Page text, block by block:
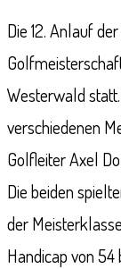
Die 12. Anlauf
Westerwald
verschiedenen
Golfleiter Axel
Die beiden
der
Handicap von 54